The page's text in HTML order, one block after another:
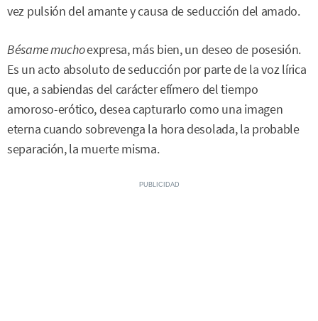
vez pulsión del amante y causa de seducción del amado.
Bésame muchoexpresa, más bien, un deseo de posesión.
Es un acto absoluto de seducción por parte de la voz lírica
que, a sabiendas del carácter efímero del tiempo
amoroso-erótico, desea capturarlo como una imagen
eterna cuando sobrevenga la hora desolada, la probable
separación, la muerte misma.